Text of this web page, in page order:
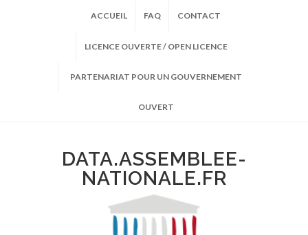
ACCUEIL FAQ CONTACT
LICENCE OUVERTE / OPEN LICENCE
PARTENARIAT POUR UN GOUVERNEMENT
OUVERT
DATA.ASSEMBLEE-
NATIONALE.FR